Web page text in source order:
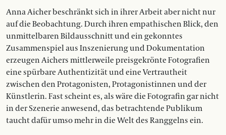
Anna Aicher beschränkt sich in ihrer Arbeit aber nicht nur
auf die Beobachtung. Durch ihren empathischen Blick, den
­unmittelbaren Bildausschnitt und ein gekonntes
Zusammenspiel aus Inszenierung und Dokumentation
erzeugen Aichers ­mittlerweile preisgekrönte Fotografien
eine spürbare Authentizität und eine Vertrautheit
zwischen den Protagonisten, ­Protagonistinnen und der
Künstlerin. Fast scheint es, als wäre die Fotografin gar nicht
in der Szenerie anwesend, das betrachtende Publikum
taucht dafür umso mehr in die Welt des ­Ranggelns ein.